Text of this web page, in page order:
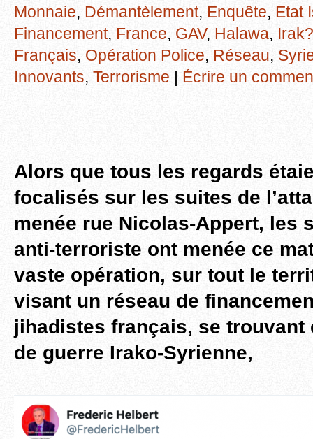
Monnaie, Démantèlement, Enquête, Etat
Financement, France, GAV, Halawa,
Français, Opération Police, Réseau,
Innovants, Terrorisme | Écrire un
Alors que tous les regards
focalisés sur les suites de
menée rue Nicolas-Appert, les
anti-terroriste ont menée ce
vaste opération, sur tout le
visant un réseau de
jihadistes français, se trouvant
de guerre Irako-Syrienne,